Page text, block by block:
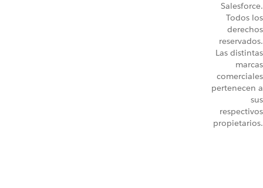
Salesforce.
Todos los
derechos
reservados.
Las distintas
marcas
comerciales
pertenecen a
sus
respectivos
propietarios.